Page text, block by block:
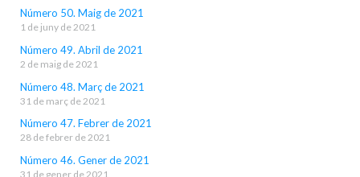
Número 50. Maig de 2021
1 de juny de 2021
Número 49. Abril de 2021
2 de maig de 2021
Número 48. Març de 2021
31 de març de 2021
Número 47. Febrer de 2021
28 de febrer de 2021
Número 46. Gener de 2021
31 de gener de 2021